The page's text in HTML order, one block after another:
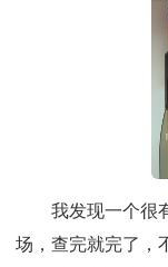
我发现一个很
场，查完就完了，